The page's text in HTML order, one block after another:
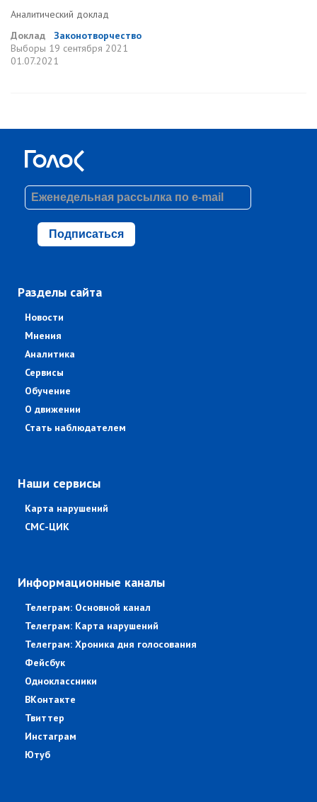
Аналитический доклад
Доклад
Законотворчество
Выборы 19 сентября 2021
01.07.2021
Подписаться
Разделы сайта
Новости
Мнения
Аналитика
Сервисы
Обучение
О движении
Стать наблюдателем
Наши сервисы
Карта нарушений
СМС-ЦИК
Информационные каналы
Телеграм: Основной канал
Телеграм: Карта нарушений
Телеграм: Хроника дня голосования
Фейсбук
Одноклассники
ВКонтакте
Твиттер
Инстаграм
Ютуб